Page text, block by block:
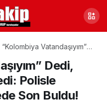
“Kolombiya Vatandaşıyım”
Polisle Kovalamaca,
Bahçede Son Buldu!
Dedi,
Polisle
Son Buldu!
0